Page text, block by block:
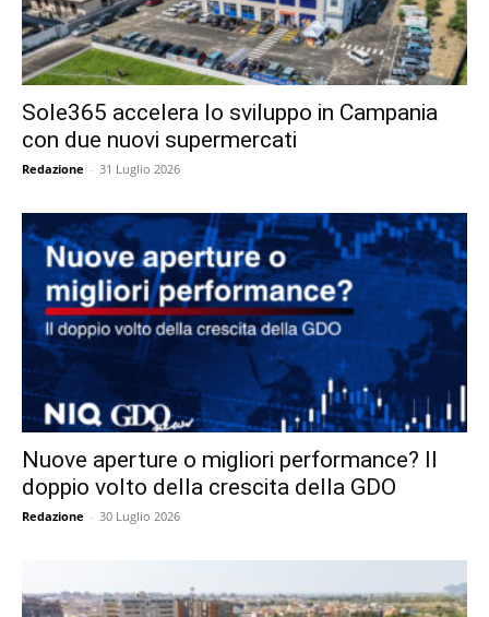
Sole365 accelera lo sviluppo in Campania
con due nuovi supermercati
Redazione - 31 Luglio 2026
Nuove aperture o migliori performance? Il
doppio volto della crescita della GDO
Redazione - 30 Luglio 2026